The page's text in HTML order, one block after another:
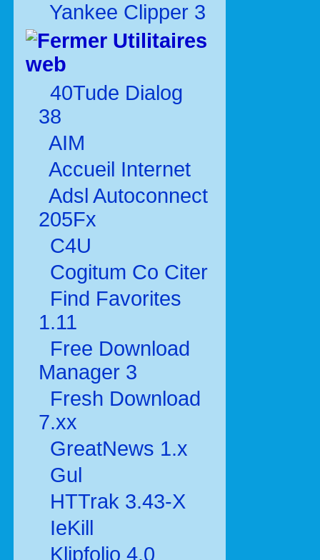
Yankee Clipper 3
Utilitaires
web
40Tude Dialog
38
AIM
Accueil Internet
Adsl Autoconnect
205Fx
C4U
Cogitum Co Citer
Find Favorites
1.11
Free Download
Manager 3
Fresh Download
7.xx
GreatNews 1.x
Gul
HTTrak 3.43-X
IeKill
Klipfolio 4.0